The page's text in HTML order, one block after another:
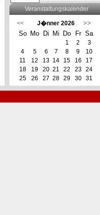
Veranstaltungskalender
<< J�nner 2026
>>
So
Mo Di Mi Do Fr Sa
1 2
3
4
5 6 7 8 9
10
11
12 13 14 15 16
17
18
19 20 21 22 23
24
25
26 27 28 29 30 31